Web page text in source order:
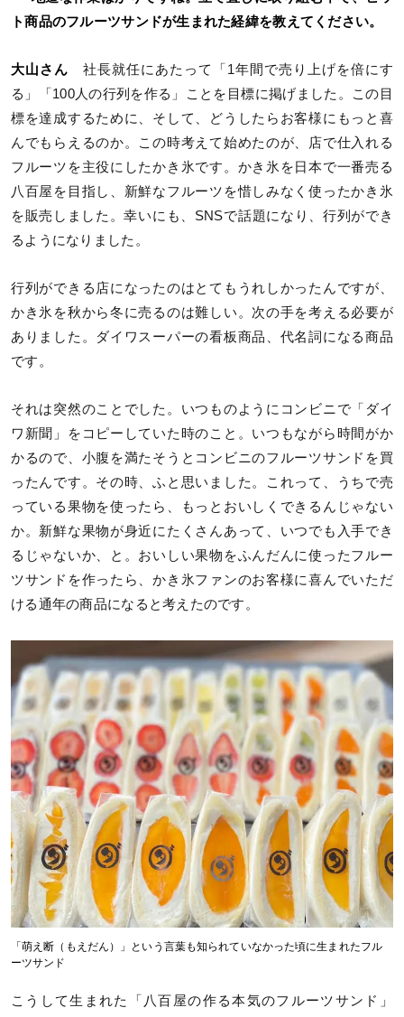
ト商品のフルーツサンドが生まれた経緯を教えてください。
大山さん 社長就任にあたって「1年間で売り上げを倍にす
る」「100人の行列を作る」ことを目標に掲げました。この目
標を達成するために、そして、どうしたらお客様にもっと喜
んでもらえるのか。この時考えて始めたのが、店で仕入れる
フルーツを主役にしたかき氷です。かき氷を日本で一番売る
八百屋を目指し、新鮮なフルーツを惜しみなく使ったかき氷
を販売しました。幸いにも、SNSで話題になり、行列ができ
るようになりました。
行列ができる店になったのはとてもうれしかったんですが、
かき氷を秋から冬に売るのは難しい。次の手を考える必要が
ありました。ダイワスーパーの看板商品、代名詞になる商品
です。
それは突然のことでした。いつものようにコンビニで「ダイ
ワ新聞」をコピーしていた時のこと。いつもながら時間がか
かるので、小腹を満たそうとコンビニのフルーツサンドを買
ったんです。その時、ふと思いました。これって、うちで売
っている果物を使ったら、もっとおいしくできるんじゃない
か。新鮮な果物が身近にたくさんあって、いつでも入手でき
るじゃないか、と。おいしい果物をふんだんに使ったフルー
ツサンドを作ったら、かき氷ファンのお客様に喜んでいただ
ける通年の商品になると考えたのです。
「萌え断（もえだん）」という言葉も知られていなかった頃に生まれたフル
ーツサンド
こうして生まれた「八百屋の作る本気のフルーツサンド」